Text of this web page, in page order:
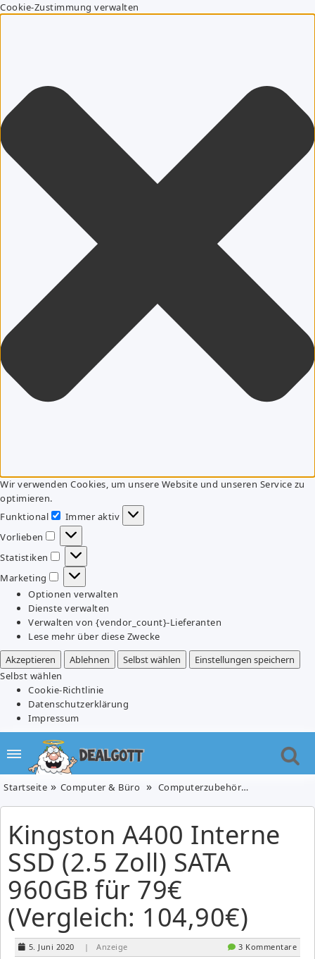
Cookie-Zustimmung verwalten
Wir verwenden Cookies, um unsere Website und unseren Service zu
optimieren.
Funktional
Funktional
Immer aktiv
Vorlieben
Vorlieben
Statistiken
Statistiken
Marketing
Marketing
Optionen verwalten
Dienste verwalten
Verwalten von {vendor_count}-Lieferanten
Lese mehr über diese Zwecke
Akzeptieren
Ablehnen Selbst wählen
Einstellungen speichern
Selbst wählen
Cookie-Richtlinie
Datenschutzerklärung
Impressum
Startseite Computer & Büro Computerzubehör
Kingston A400 Interne
SSD (2.5 Zoll) SATA
960GB für 79€
(Vergleich: 104,90€)
5. Juni 2020 | Anzeige 3 Kommentare